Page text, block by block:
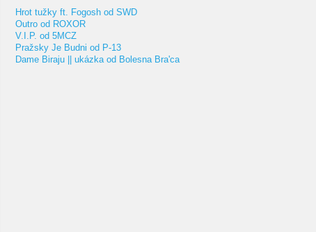
Hrot tužky ft. Fogosh od SWD
Outro od ROXOR
V.I.P. od 5MCZ
Pražsky Je Budni od P-13
Dame Biraju || ukázka od Bolesna Bra'ca